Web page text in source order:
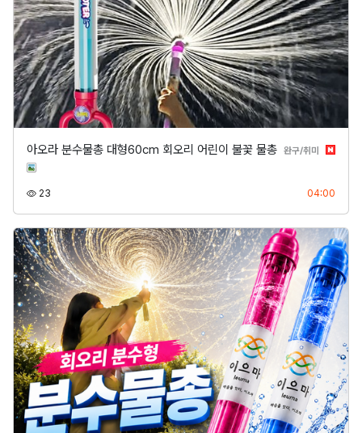
아오라 분수물총 대형60cm 회오리 어린이 불꽃 물총 완구/취미 분류
23 04:00